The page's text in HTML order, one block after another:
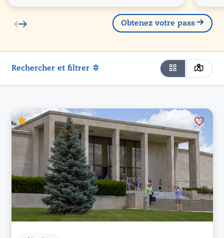
Obtenez votre pass
Rechercher et filtrer